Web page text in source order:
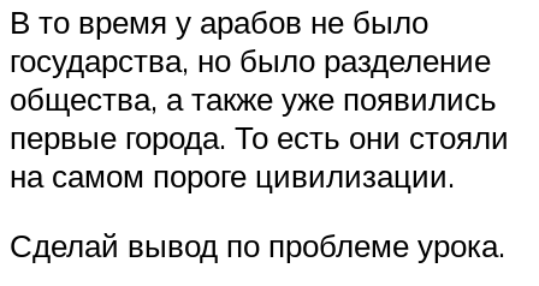
В то время у арабов не было
государства, но было разделение
общества, а также уже появились
первые города. То есть они стояли
на самом пороге цивилизации.
Сделай вывод по проблеме урока.